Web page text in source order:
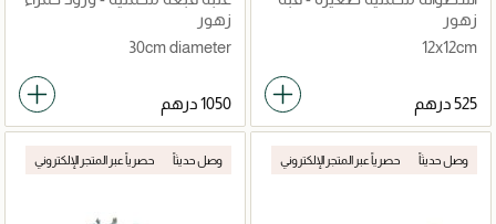
وردة الحديقة الحمراء
زهور
12x12cm
مع زهور الأوركيد
زهور
30cm diameter
وصل حديثاً حصرياً عبر المتجر الإلكتروني وصل حديثاً حصرياً عبر المتجر الإلكتروني